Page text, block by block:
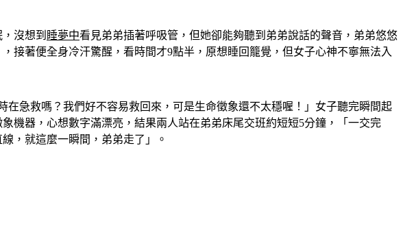
沒想到 睡夢中看見弟弟插著呼吸管，但她卻能夠聽到弟弟說話的聲音，弟弟悠悠
接著便全身冷汗驚醒，看時間才9點半，原想睡回籠覺，但女子心神不寧無法入
急救嗎？我們好不容易救回來，可是生命徵象還不太穩喔！」女子聽完瞬間起
機器，心想數字滿漂亮，結果兩人站在弟弟床尾交班約短短5分鐘，「一交完
，就這麼一瞬間，弟弟走了」。